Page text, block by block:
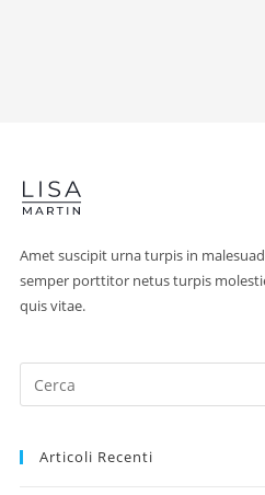
Amet suscipit urna turpis in
semper porttitor netus turpis
quis vitae.
Articoli Recenti